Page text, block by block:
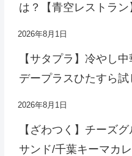
は？【青空レストラン
2026年8月1日
【サタプラ】冷やし
デープラスひたすら試
2026年8月1日
【ざわつく】チーズ
サンド/千葉キーマカ